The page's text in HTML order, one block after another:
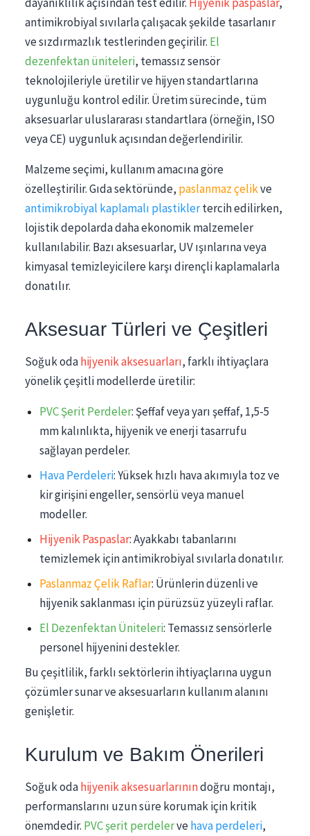
antimikrobiyal sıvılarla çalışacak şekilde tasarlanır
ve sızdırmazlık testlerinden geçirilir. El
dezenfektan üniteleri, temassız sensör
teknolojileriyle üretilir ve hijyen standartlarına
uygunluğu kontrol edilir. Üretim sürecinde, tüm
aksesuarlar uluslararası standartlara (örneğin, ISO
veya CE) uygunluk açısından değerlendirilir.
Malzeme seçimi, kullanım amacına göre
özelleştirilir. Gıda sektöründe, paslanmaz çelikve
antimikrobiyal kaplamalı plastiklertercih edilirken,
lojistik depolarda daha ekonomik malzemeler
kullanılabilir. Bazı aksesuarlar, UV ışınlarına veya
kimyasal temizleyicilere karşı dirençli kaplamalarla
donatılır.
Aksesuar Türleri ve Çeşitleri
Soğuk odahijyenik aksesuarları, farklı ihtiyaçlara
yönelik çeşitli modellerde üretilir:
PVC Şerit Perdeler: Şeffaf veya yarı şeffaf, 1,5-5
mm kalınlıkta, hijyenik ve enerji tasarrufu
sağlayan perdeler.
Hava Perdeleri: Yüksek hızlı hava akımıyla toz ve
kir girişini engeller, sensörlü veya manuel
modeller.
Hijyenik Paspaslar: Ayakkabı tabanlarını
temizlemek için antimikrobiyal sıvılarla donatılır.
Paslanmaz Çelik Raflar: Ürünlerin düzenli ve
hijyenik saklanması için pürüzsüz yüzeyli raflar.
El Dezenfektan Üniteleri: Temassız sensörlerle
personel hijyenini destekler.
Bu çeşitlilik, farklı sektörlerin ihtiyaçlarına uygun
çözümler sunar ve aksesuarların kullanım alanını
genişletir.
Kurulum ve Bakım Önerileri
Soğuk odahijyenik aksesuarlarınındoğru montajı,
performanslarını uzun süre korumak için kritik
önemdedir. PVC şerit perdelervehava perdeleri,